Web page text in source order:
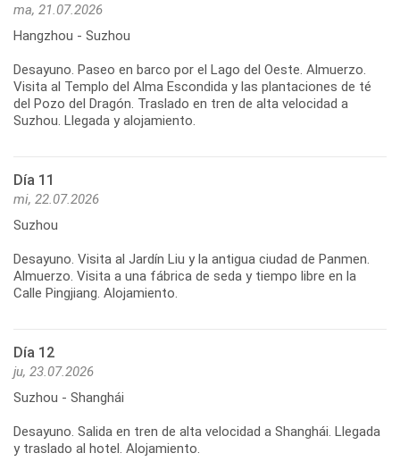
ma, 21.07.2026
Hangzhou - Suzhou
Desayuno. Paseo en barco por el Lago del Oeste. Almuerzo.
Visita al Templo del Alma Escondida y las plantaciones de té
del Pozo del Dragón. Traslado en tren de alta velocidad a
Día 11
mi, 22.07.2026
Suzhou
Desayuno. Visita al Jardín Liu y la antigua ciudad de Panmen.
Almuerzo. Visita a una fábrica de seda y tiempo libre en la
Día 12
ju, 23.07.2026
Suzhou - Shanghái
Desayuno. Salida en tren de alta velocidad a Shanghái. Llegada